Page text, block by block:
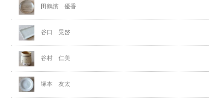
田鶴濱 優香
谷口 晃啓
谷村 仁美
塚本 友太